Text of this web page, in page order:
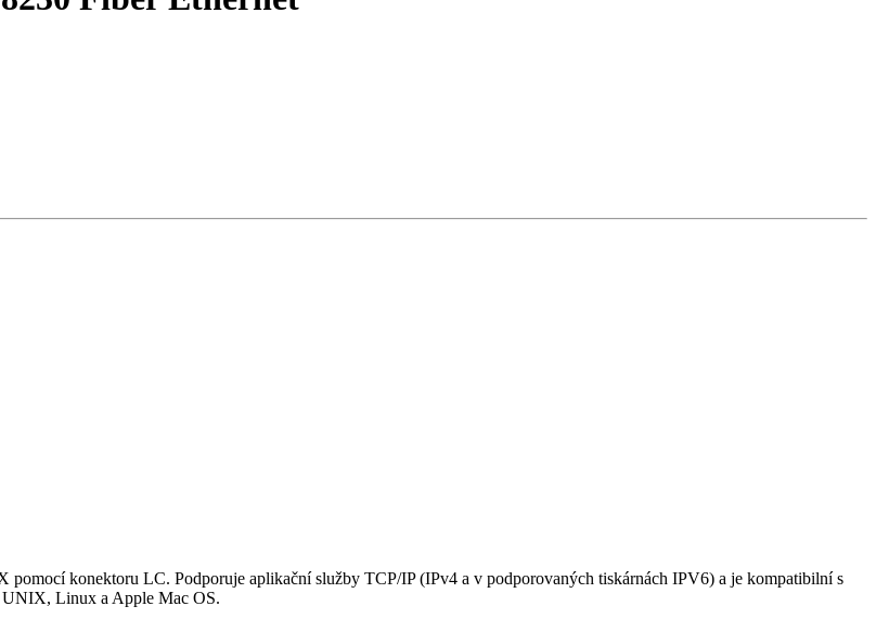
konektoru LC. Podporuje aplikační služby TCP/IP (IPv4 a v podporovaných tiskárnách IPV6) a je kompatibilní s
UNIX, Linux a Apple Mac OS.